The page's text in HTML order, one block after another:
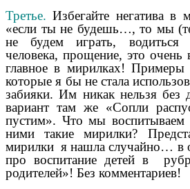
Третье. Избегайте негатива в
«если ты не будешь…, то мы
не будем играть,
человека, прощение, это
главное в мирилках!
которые я бы не стала
забияки. Им никак нельзя
вариант там же «Сопли
пустим». Что мы воспитываем
ними такие мирилки?
мирилки я нашла случайно… в
про воспитание детей в
родителей»! Без комментариев!